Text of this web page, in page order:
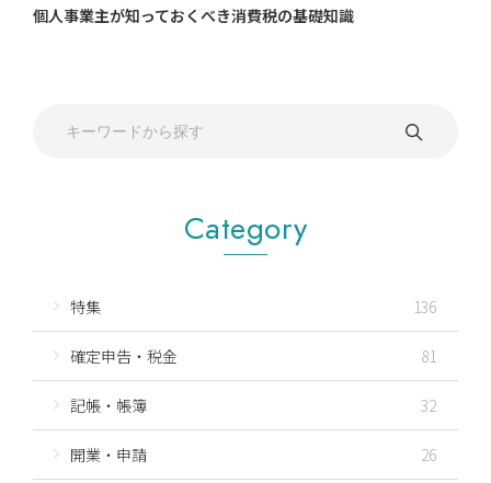
個人事業主が知っておくべき消費税の基礎知識
Category
特集 136
確定申告・税金 81
記帳・帳簿 32
開業・申請 26